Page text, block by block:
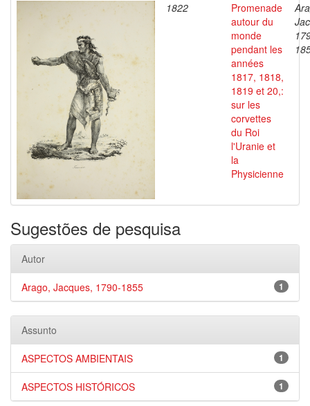
1822
Promenade
autour du
monde
pendant les
années
1817, 1818,
1819 et 20,:
sur les
corvettes
du Roi
l'Uranie et
la
Physicienne
Sugestões de pesquisa
Autor
1
Arago, Jacques, 1790-1855
Assunto
1
ASPECTOS AMBIENTAIS
1
ASPECTOS HISTÓRICOS